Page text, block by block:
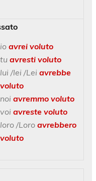
io avrei voluto
tu avresti voluto
lui /lei /Lei avrebbe
voluto
noi avremmo voluto
voi avreste voluto
loro /Loro avrebbero
voluto